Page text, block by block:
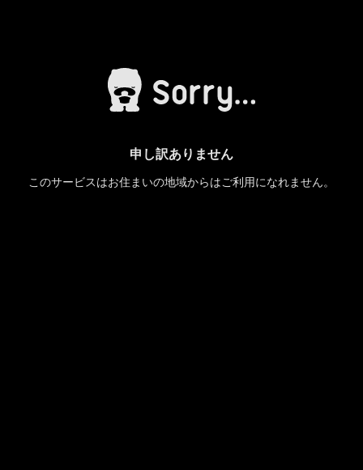
申し訳ありません
このサービスはお住まいの地域からはご利用になれません。